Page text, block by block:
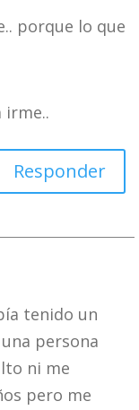
porque lo que
irme..
Responder
tenido un
persona
ni me
pero me